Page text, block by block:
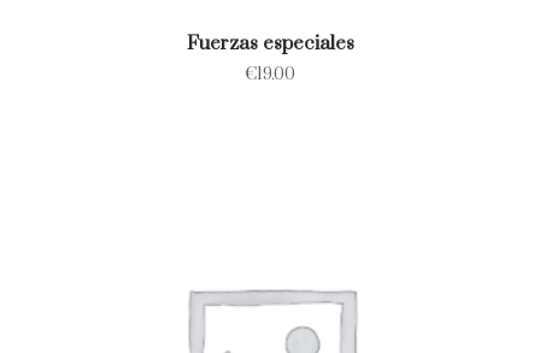
Fuerzas especiales
€19.00